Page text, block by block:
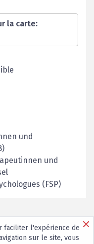
la carte:
und
und
(FSP)
faciliter l'expérience de
sur le site, vous